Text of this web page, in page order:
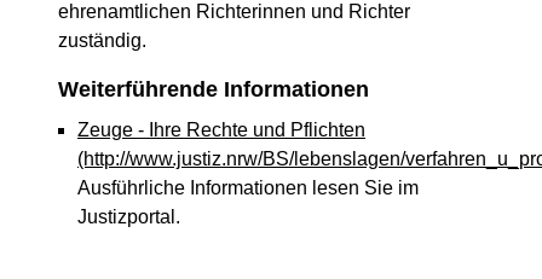
ehrenamtlichen Richterinnen und Richter
zuständig.
Weiterführende Informationen
Zeuge - Ihre Rechte und Pflichten
(http://www.justiz.nrw/BS/lebenslagen/
Ausführliche Informationen lesen Sie im
Justizportal.